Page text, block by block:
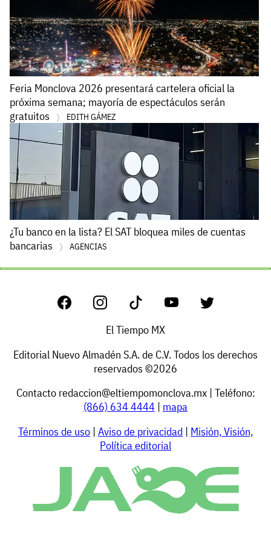
Feria Monclova 2026 presentará cartelera oficial la
próxima semana; mayoría de espectáculos serán
gratuitos
EDITH GÁMEZ
¿Tu banco en la lista? El SAT bloquea miles de cuentas
bancarias
AGENCIAS
El Tiempo MX
Editorial Nuevo Almadén S.A. de C.V. Todos los derechos
reservados ©2026
Contacto redaccion@eltiempomonclova.mx| Teléfono:
(866) 634 4444 | mapa
Términos de uso | Aviso de privacidad | Misión, Visión,
Política editorial